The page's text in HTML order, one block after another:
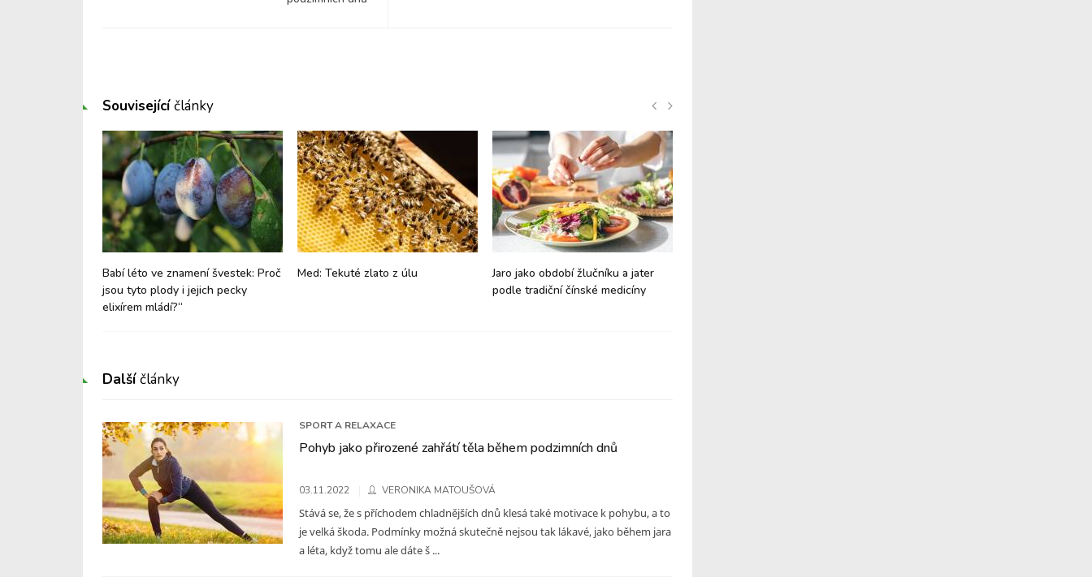
Souvisejícíčlánky
Babí léto ve znamení švestek: Proč
jsou tyto plody i jejich pecky
elixírem mládí?“
Med: Tekuté zlato z úlu
Jaro jako období žlučníku a jater
podle tradiční čínské medicíny
Dalšíčlánky
SPORT A RELAXACE
Pohyb jako přirozené zahřátí těla během podzimních dnů
03.11.2022 VERONIKA MATOUŠOVÁ
Stává se, že s příchodem chladnějších dnů klesá také motivace k pohybu, a to
je velká škoda. Podmínky možná skutečně nejsou tak lákavé, jako během jara
a léta, když tomu ale dáte š ...